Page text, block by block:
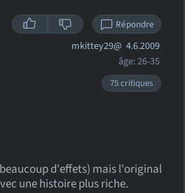
Répondre
mkittey29@ 4.6.2009
âge: 26-35
75 critiques
d'effets) mais l'original
une histoire plus riche.